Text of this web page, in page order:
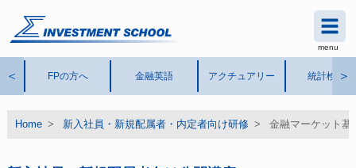
menu
＜ FPの方へ 金融英語 アクチュアリー 統計検定＞
Home> 新入社員・新規配属者・内定者向け研修> 金融マーケット基